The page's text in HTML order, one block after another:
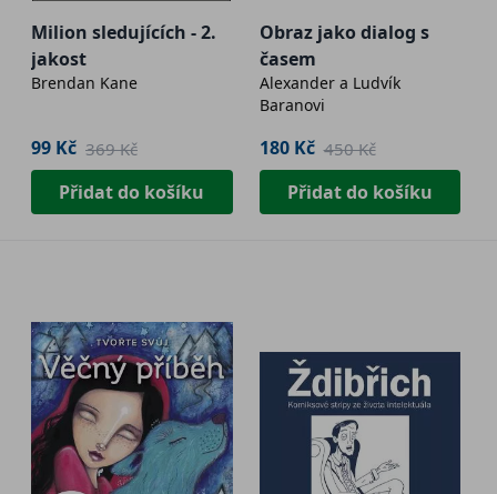
Milion sledujících - 2.
jakost
Brendan Kane
99 Kč 369 Kč
Přidat do košíku
Obraz jako dialog s
časem
Alexander a Ludvík
Baranovi
180 Kč 450 Kč
Přidat do košíku